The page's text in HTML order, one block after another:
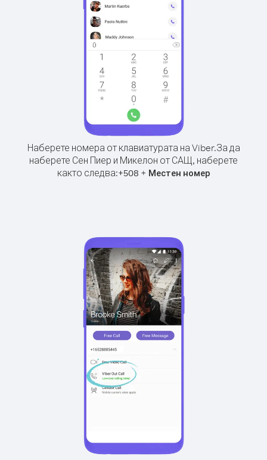
Наберете номера от клавиатурата на Viber.За да
наберете Сен Пиер и Микелон от САЩ, наберете
както следва:+508 + Местен номер